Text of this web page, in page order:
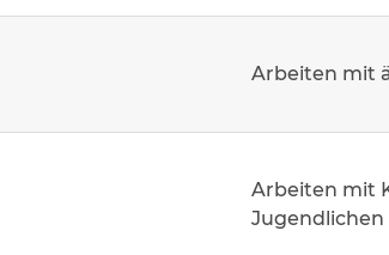
Arbeiten mit
Arbeiten mit
Jugendlichen